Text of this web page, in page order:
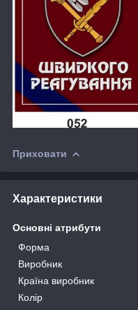
Приховати
Характеристики
Основні атрибути
Форма
Виробник
Країна виробник
Колір